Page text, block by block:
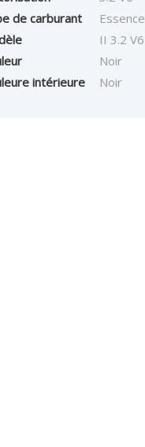
de carburant
Essence
II 3.2 V6
Noir
intérieure
Noir